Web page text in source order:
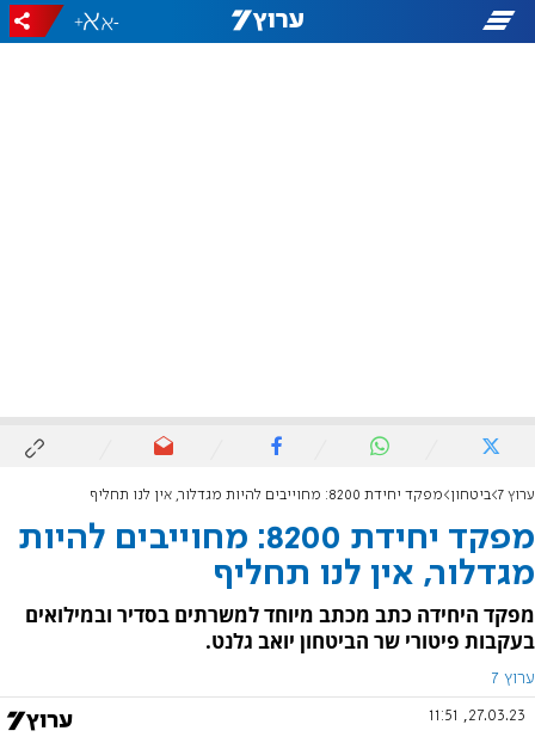
-
+
ערוץ 7 ביטחון מפקד יחידת 8200: מחוייבים להיות מגדלור, אין לנו תחליף
מפקד יחידת 8200: מחוייבים להיות
מגדלור, אין לנו תחליף
מפקד היחידה כתב מכתב מיוחד למשרתים בסדיר ובמילואים
בעקבות פיטורי שר הביטחון יואב גלנט.
ערוץ 7
27.03.23, 11:51